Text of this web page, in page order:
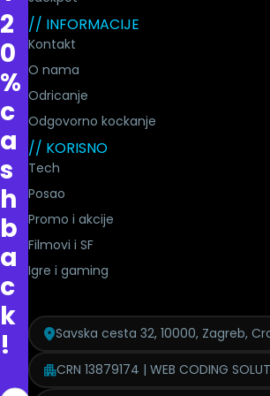
2
0
%
c
a
s
h
b
a
c
k
!
// INFORMACIJE
Kontakt
O nama
Odricanje
Odgovorno kockanje
// KORISNO
Tech
Posao
Promo i akcije
Filmovi i SF
Igre i gaming
Savska cesta 32, 10000, Zagreb,
CRN 13879174 | WEB CODING